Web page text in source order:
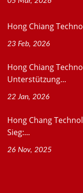
Hong Chiang
23 Feb, 2026
Hong Chiang
Unterstützung...
22 Jan, 2026
Hong Chang
Sieg:...
26 Nov, 2025